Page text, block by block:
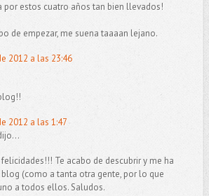
por estos cuatro años tan bien llevados!
de empezar, me suena taaaan lejano.
2012 a las 23:46
2012 a las 1:47
Te acabo de descubrir y me ha
(como a tanta otra gente, por lo que
a todos ellos. Saludos.